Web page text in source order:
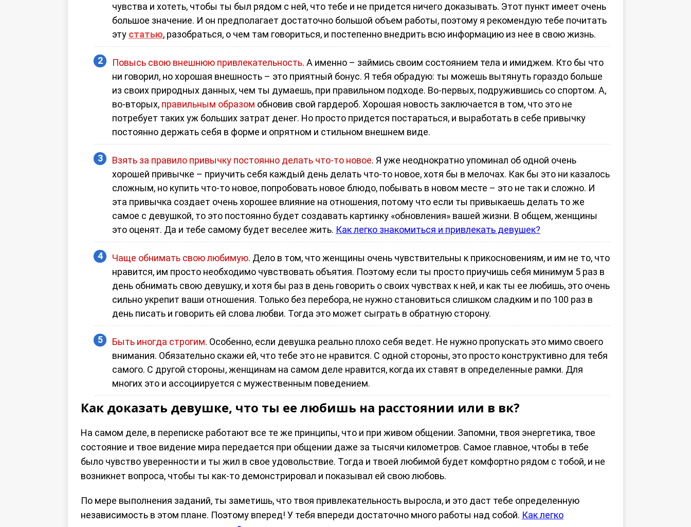
чувства и хотеть, чтобы ты был рядом с ней, что тебе и не придется ничего доказывать. Этот пункт имеет очень
большое значение. И он предполагает достаточно большой объем работы, поэтому я рекомендую тебе почитать
эту статью, разобраться, о чем там говориться, и постепенно внедрить всю информацию из нее в свою жизнь.
Повысь свою внешнюю привлекательность. А именно – займись своим состоянием тела и имиджем. Кто бы что
ни говорил, но хорошая внешность – это приятный бонус. Я тебя обрадую: ты можешь вытянуть гораздо больше
из своих природных данных, чем ты думаешь, при правильном подходе. Во-первых, подружившись со спортом. А,
во-вторых, правильным образом обновив свой гардероб. Хорошая новость заключается в том, что это не
потребует таких уж больших затрат денег. Но просто придется постараться, и выработать в себе привычку
постоянно держать себя в форме и опрятном и стильном внешнем виде.
Взять за правило привычку постоянно делать что-то новое. Я уже неоднократно упоминал об одной очень
хорошей привычке – приучить себя каждый день делать что-то новое, хотя бы в мелочах. Как бы это ни казалось
сложным, но купить что-то новое, попробовать новое блюдо, побывать в новом месте – это не так и сложно. И
эта привычка создает очень хорошее влияние на отношения, потому что если ты привыкаешь делать то же
самое с девушкой, то это постоянно будет создавать картинку «обновления» вашей жизни. В общем, женщины
это оценят. Да и тебе самому будет веселее жить. Как легко знакомиться и привлекать девушек?
Чаще обнимать свою любимую. Дело в том, что женщины очень чувствительны к прикосновениям, и им не то, что
нравится, им просто необходимо чувствовать объятия. Поэтому если ты просто приучишь себя минимум 5 раз в
день обнимать свою девушку, и хотя бы раз в день говорить о своих чувствах к ней, и как ты ее любишь, это очень
сильно укрепит ваши отношения. Только без перебора, не нужно становиться слишком сладким и по 100 раз в
день писать и говорить ей слова любви. Тогда это может сыграть в обратную сторону.
Быть иногда строгим. Особенно, если девушка реально плохо себя ведет. Не нужно пропускать это мимо своего
внимания. Обязательно скажи ей, что тебе это не нравится. С одной стороны, это просто конструктивно для тебя
самого. С другой стороны, женщинам на самом деле нравится, когда их ставят в определенные рамки. Для
многих это и ассоциируется с мужественным поведением.
Как доказать девушке, что ты ее любишь на расстоянии или в вк?
На самом деле, в переписке работают все те же принципы, что и при живом общении. Запомни, твоя энергетика, твое
состояние и твое видение мира передается при общении даже за тысячи километров. Самое главное, чтобы в тебе
было чувство уверенности и ты жил в свое удовольствие. Тогда и твоей любимой будет комфортно рядом с тобой, и не
возникнет вопроса, чтобы ты как-то демонстрировал и показывал ей свою любовь.
По мере выполнения заданий, ты заметишь, что твоя привлекательность выросла, и это даст тебе определенную
независимость в этом плане. Поэтому вперед! У тебя впереди достаточно много работы над собой. Как легко